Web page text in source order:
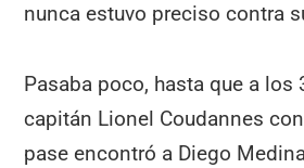
nunca estuvo preciso contra
Pasaba poco, hasta que a los
capitán Lionel Coudannes
pase encontró a Diego